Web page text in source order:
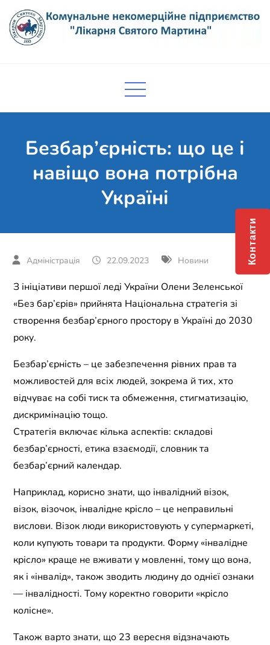
content
підприємство "Лікарня Святого
Безбар’єрність: що це і
навіщо вона потрібна
Україні
22.09.2023 Новини
З ініціативи першої леді України Олени Зеленської
«Без бар’єрів» прийнята Національна стратегія зі
створення безбар’єрного простору в Україні до 2030
року.
Безбар’єрність – це забезпечення рівних прав та
можливостей для всіх людей, зокрема й тих, хто
відчуває на собі тиск та обмеження, стигматизацію,
дискримінацію тощо.
Стратегія включає кілька аспектів: складові
безбар’єрності, етика взаємодії, словник та
безбар’єрний календар.
Наприклад, корисно знати, що інвалідний візок,
візок, візочок, інвалідне крісло – це неправильні
вислови. Візок люди використовують у супермаркеті,
коли купують товари та продукти. Форму «інвалідне
крісло» краще не вживати у мовленні, тому що вона,
як і «інвалід», також зводить людину до однієї ознаки
— інвалідності. Тому коректно говорити «крісло
колісне».
Також варто знати, що 23 вересня відзначають
Контакти